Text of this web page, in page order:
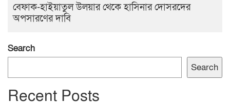
বেফাক-হাইয়াতুল উলয়ার থেকে হাসিনার দোসরদের
অপসারণের দাবি
Search
Search
Recent Posts